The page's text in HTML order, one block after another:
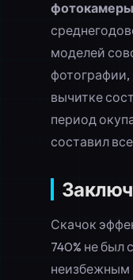
моделей
вычитке
период
составил
Скачок
740% не был
неизбежным